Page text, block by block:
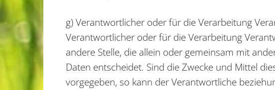
g) Verantwortlicher oder für die Verarbeitung
Verantwortlicher oder für die Verarbeitung
andere Stelle, die allein oder gemeinsam mit
Daten entscheidet. Sind die Zwecke und Mittel
vorgegeben, so kann der Verantwortliche